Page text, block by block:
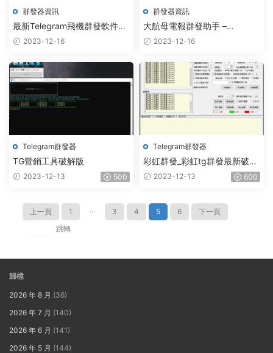
群發器資訊
最新Telegram飛機群發軟件
_TG多功能助手_V3.6 – 精品資
2023-12-16
群發器資訊
大航母電報群發助手 –
Telegram協議群發營銷軟件
2023-12-16
Telegram群發器
TG營銷工具破解版
2023-12-13 500
Telegram群發器
彩虹群發_彩虹tg群發最新破解
版 2023-12-13 600
上一頁 1 ··· 3 4 5 6
下一頁
跳轉
歸檔
2026 年 8 月 (36)
2026 年 7 月 (140)
2026 年 6 月 (141)
2026 年 5 月 (144)